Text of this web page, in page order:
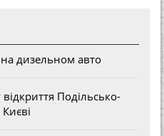
дизельном авто
Подільсько-